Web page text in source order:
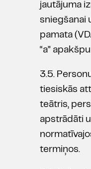
jautājuma
sniegšanai
pamata
“a”
3.5.
tiesiskās
teātris,
apstrādāti
termiņos.